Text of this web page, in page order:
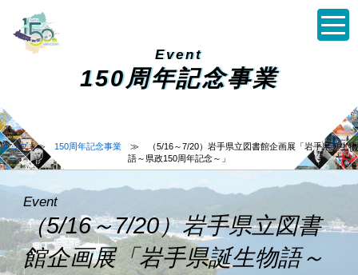
Event
150周年記念事業
トップ≫ 150周年記念事業≫ （5/16～7/20）岩手県立図書館企画展「岩手県誕生物
語～県政150周年記念～」
Event
（5/16～7/20）岩手県立図書
館企画展「岩手県誕生物語～